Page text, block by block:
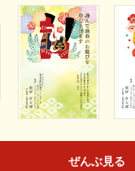
ぜんぶ見る